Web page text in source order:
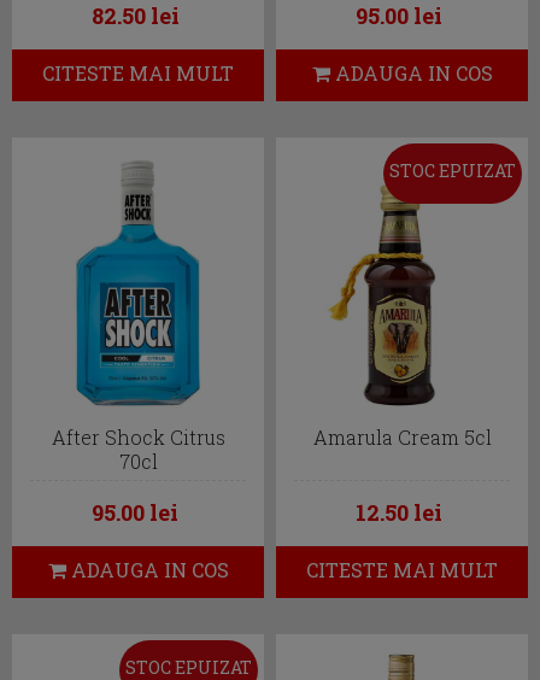
82.50 lei
CITESTE MAI MULT
95.00 lei
ADAUGA IN COS
After Shock Citrus
70cl
95.00 lei
ADAUGA IN COS
STOC EPUIZAT
Amarula Cream 5cl
12.50 lei
CITESTE MAI MULT
STOC EPUIZAT